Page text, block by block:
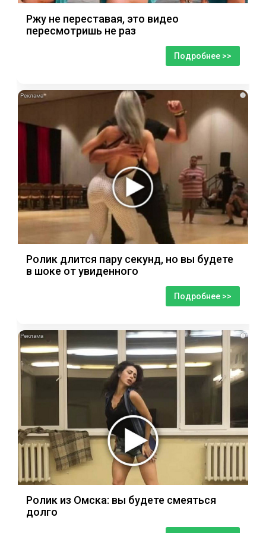
Ржу не переставая, это видео
пересмотришь не раз
Подробнее >>
i
Ролик длится пару секунд, но вы будете
в шоке от увиденного
Подробнее >>
i
Ролик из Омска: вы будете смеяться
долго